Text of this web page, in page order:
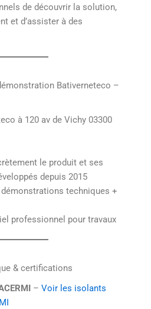
de découvrir la solution,
et d’assister à des
Bativerneteco –
à 120 av de Vichy 03300
le produit et ses
depuis 2015
techniques +
professionnel pour travaux
& certifications
– Voir les isolants